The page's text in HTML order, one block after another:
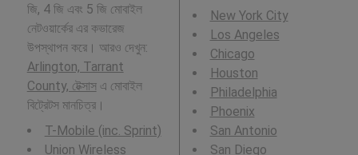
জি, 4 জি এবং 5 জি মোবাইল
নেটওয়ার্কের এর কভারেজ
উপস্থাপন করে। আরও দেখুন:
Arlington, Tarrant
County, টেক্সাসএ মোবাইল
বিট্রেটস মানচিত্র।
T-Mobile (inc. Sprint)
Union Wireless
New York City
Los Angeles
Chicago
Houston
Philadelphia
Phoenix
San Antonio
San Diego